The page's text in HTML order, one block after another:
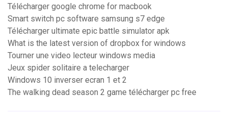
Télécharger google chrome for macbook
Smart switch pc software samsung s7 edge
Télécharger ultimate epic battle simulator apk
What is the latest version of dropbox for windows
Tourner une video lecteur windows media
Jeux spider solitaire a telecharger
Windows 10 inverser ecran 1 et 2
The walking dead season 2 game télécharger pc free